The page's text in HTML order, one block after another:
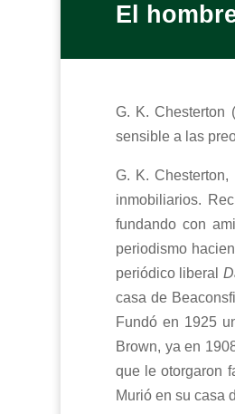
El
G. K. Chesterton
sensible a las
G. K.
inmobiliarios.
fundando con
periodismo
periódico liberal
casa de
Fundó en 1925
Brown, ya en
que le otorgaron
Murió en su casa